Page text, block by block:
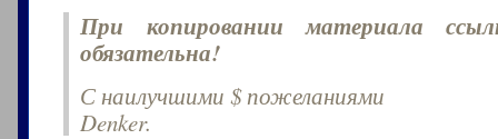
При копировании материала
обязательна!
С наилучшими $ пожеланиями
Denker.